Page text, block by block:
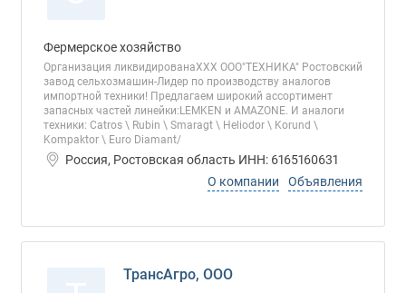
Фермерское хозяйство
Организация ликвидированаХХХ ООО"ТЕХНИКА" Ростовский
завод сельхозмашин-Лидер по производству аналогов
импортной техники! Предлагаем широкий ассортимент
запасных частей линейки:LEMKEN и AMAZONE. И аналоги
техники: Catros \ Rubin \ Smaragt \ Heliodor \ Korund \
Kompaktor \ Euro Diamant/
Россия, Ростовская область ИНН: 6165160631
О компании
Объявления
ТрансАгро, ООО